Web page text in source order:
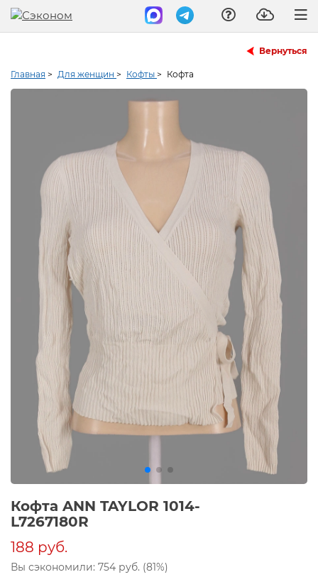
Вернуться
Главная > Для женщин > Кофты > Кофта
Кофта ANN TAYLOR 1014-
L7267180R
188 руб.
Вы сэкономили: 754 руб. (81%)